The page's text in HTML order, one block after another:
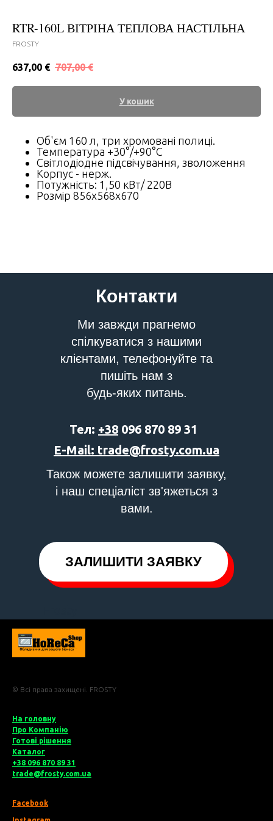
RTR-160L ВІТРІНА ТЕПЛОВА НАСТІЛЬНА
FROSTY
637,00 € 707,00 €
У кошик
Об'єм 160 л, три хромовані полиці.
Температура +30°/+90°C
Світлодіодне підсвічування, зволоження
Корпус - нерж.
Потужність: 1,50 кВт/ 220В
Розмір 856х568х670
Контакти
Ми завжди прагнемо
спілкуватися з нашими
клієнтами, телефонуйте та
пишіть нам з
будь-яких питань.
Також можете залишити заявку,
і наш спеціаліст зв'яжеться з
вами.
ЗАЛИШИТИ ЗАЯВКУ
E-Mail: trade@frosty.com.ua
Тел: +38 096 870 89 31
© Всі права захищені. FROSTY
На головну
Про Компанію
Готові рішення
Каталог
+38 096 870 89 31
trade@frosty.com.ua
Facebook